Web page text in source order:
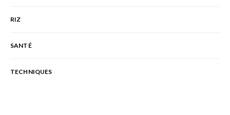
RIZ
SANTÉ
TECHNIQUES